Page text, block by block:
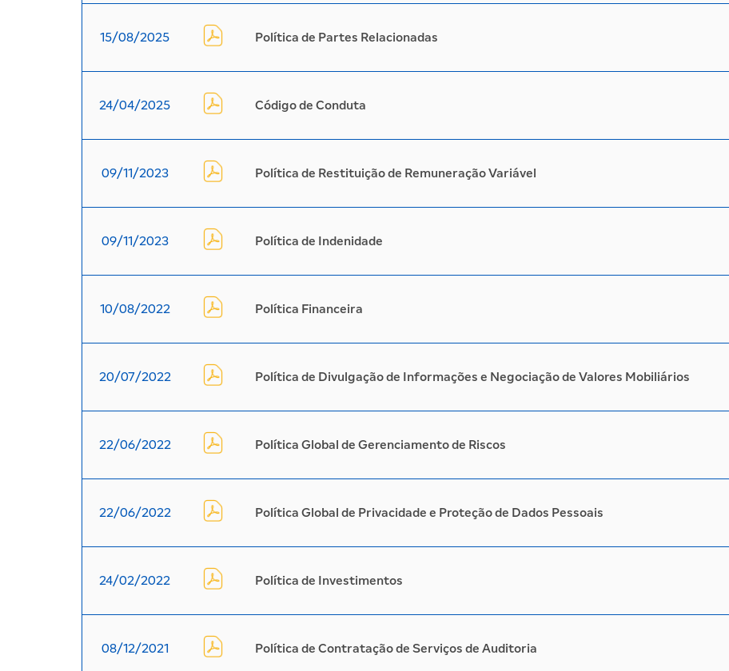
15/08/2025 Política de Partes Relacionadas
24/04/2025 Código de Conduta
09/11/2023 Política de Restituição de Remuneração Variável
09/11/2023 Política de Indenidade
10/08/2022 Política Financeira
20/07/2022 Política de Divulgação de Informações e Negociação de Valores Mobiliários
22/06/2022 Política Global de Gerenciamento de Riscos
22/06/2022 Política Global de Privacidade e Proteção de Dados Pessoais
24/02/2022 Política de Investimentos
08/12/2021 Política de Contratação de Serviços de Auditoria